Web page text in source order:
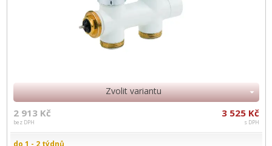
Zvolit variantu
2 913 Kč
bez DPH
3 525 Kč
s DPH
do 1 - 2 týdnů